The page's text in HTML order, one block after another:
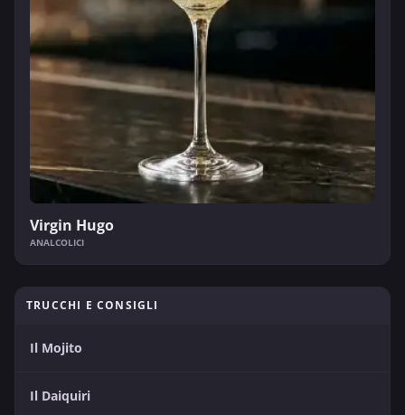
Virgin Hugo
ANALCOLICI
TRUCCHI E CONSIGLI
Il Mojito
Il Daiquiri